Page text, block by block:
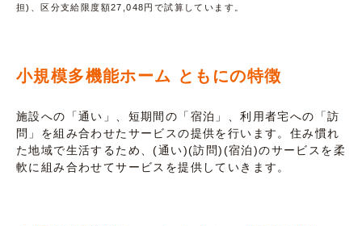
担)、区分支給限度額27,048円で試算しています。
小規模多機能ホーム ともにの特徴
施設への「通い」、短期間の「宿泊」、利用者宅への「訪
問」を組み合わせたサービスの提供を行います。住み慣れ
た地域で生活するため、(通い)(訪問)(宿泊)のサービスを柔
軟に組み合わせてサービスを提供していきます。